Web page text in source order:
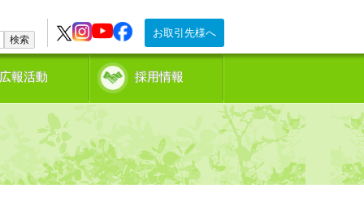
お取引先様へ
検索
報活動 採用情報